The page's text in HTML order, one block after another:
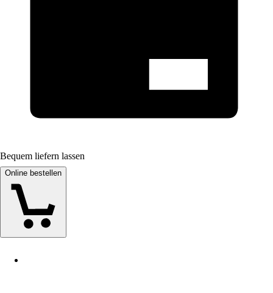
Bequem liefern lassen
Online bestellen